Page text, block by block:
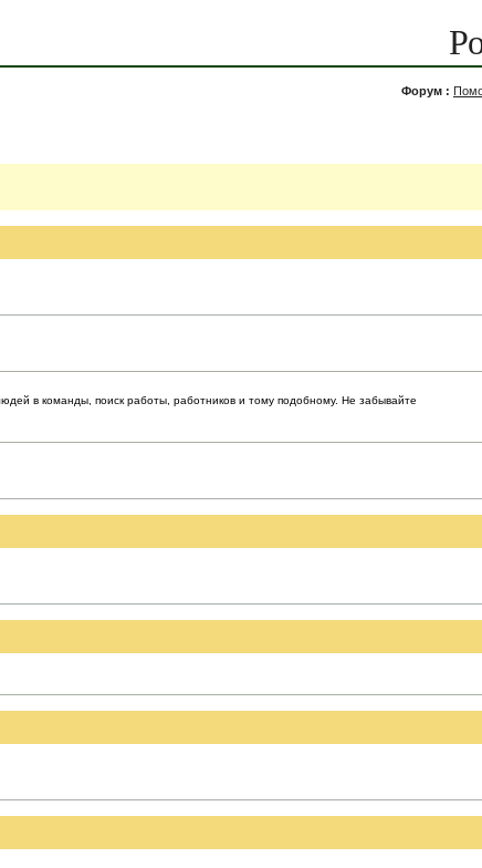
Форум :
в команды, поиск работы, работников и тому подобному. Не забывайте